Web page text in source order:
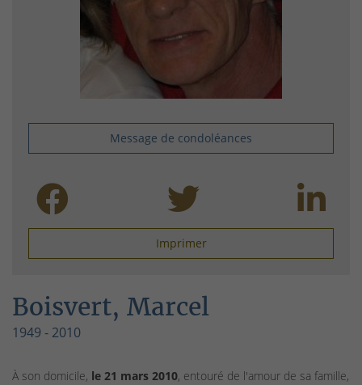
Message de condoléances
Imprimer
Boisvert, Marcel
1949 - 2010
À son domicile, le 21 mars 2010, entouré de l'amour de sa famille,